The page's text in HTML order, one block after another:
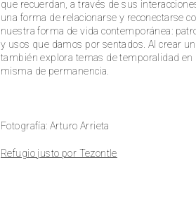
que recuerdan, a través de sus
una forma de relacionarse y reconectarse
nuestra forma de vida contemporánea:
y usos que damos por sentados. Al crear
también explora temas de temporalidad
misma de permanencia.
Fotografía: Arturo Arrieta
Refugio justo por Tezontle